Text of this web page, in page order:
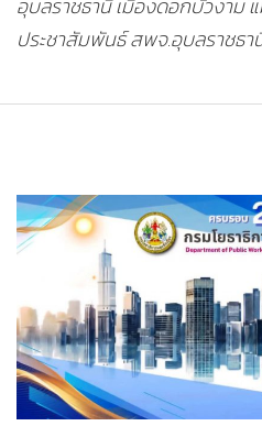
อุบลราชธานี เมืองดอกบัวงาม
ประชาสัมพันธ์ สพจ.อุบลราชธ